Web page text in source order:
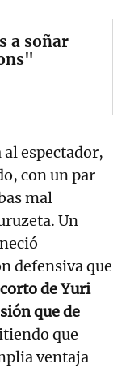
a soñar
espectador,
con un par
mal
Un
defensiva que
de Yuri
que de
que
ventaja